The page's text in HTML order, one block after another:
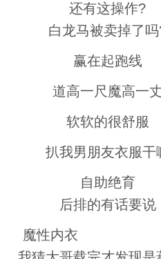
还有这操作?
白龙马被卖掉了
赢在起跑线
道高一尺魔高一
软软的很舒服
扒我男朋友衣服干
自助绝育
后排的有话要说
魔性内衣